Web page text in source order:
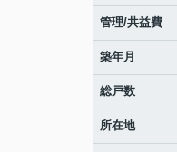
管理/共益費
築年月
総戸数
所在地